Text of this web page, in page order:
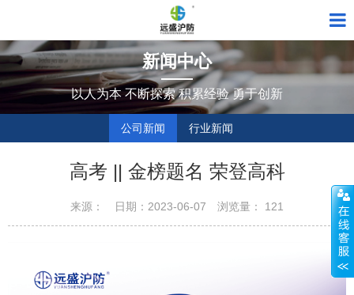
新闻中心
以人为本 不断探索 积累经验 勇于创新
公司新闻 行业新闻
高考 || 金榜题名 荣登高科
来源： 日期：2023-06-07 浏览量： 121